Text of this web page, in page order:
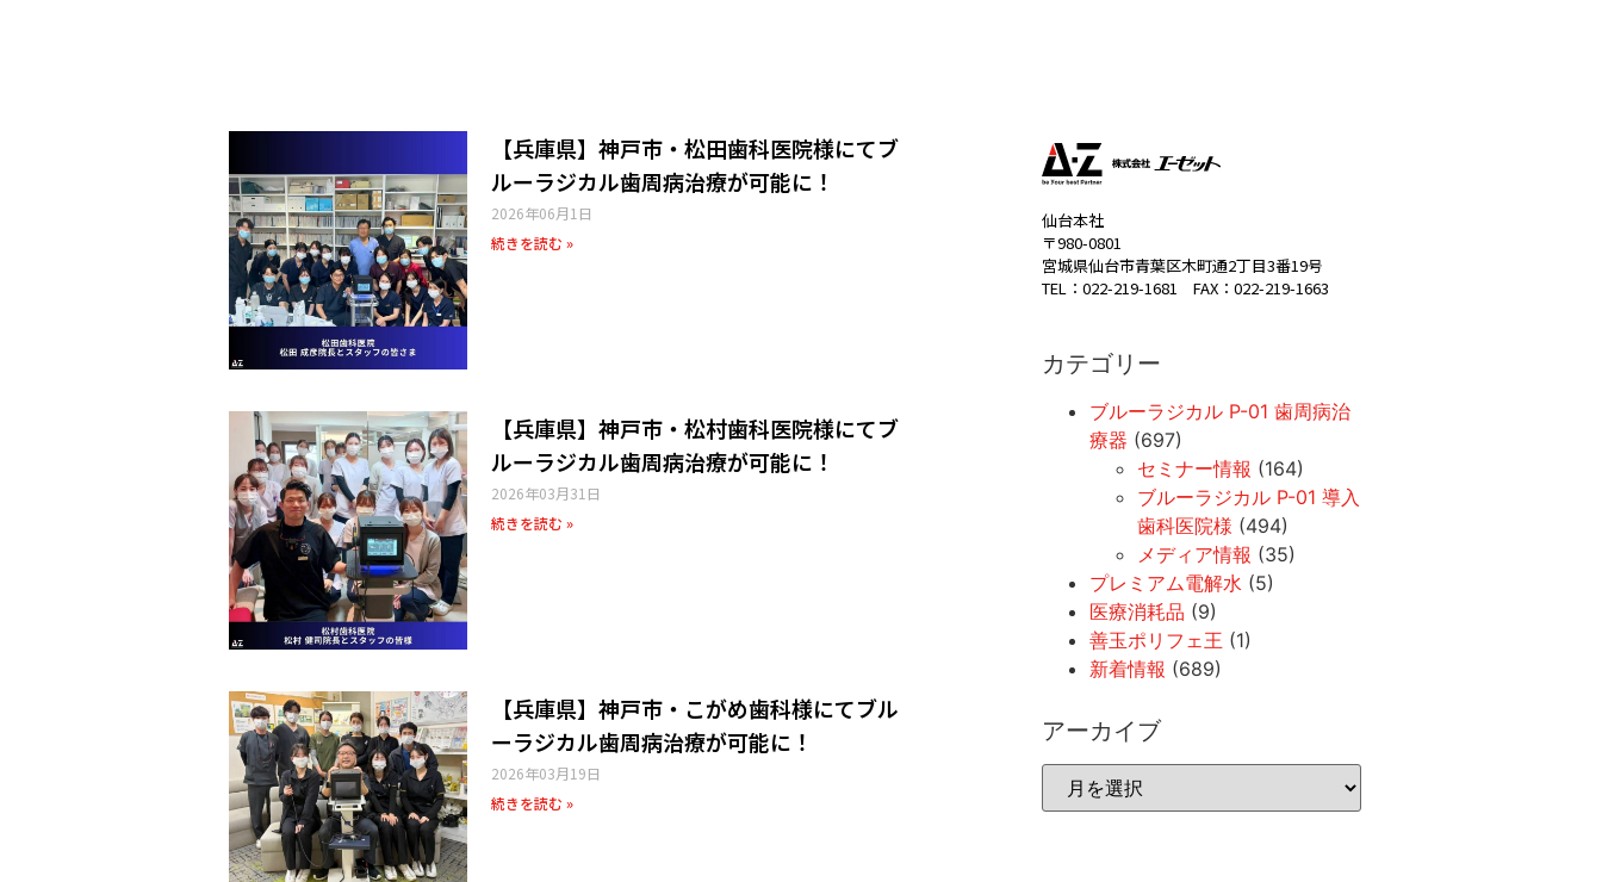
【兵庫県】神戸市・松田歯科医院様にてブ
ルーラジカル歯周病治療が可能に！
2026年06月1日
続きを読む »
【兵庫県】神戸市・松村歯科医院様にてブ
ルーラジカル歯周病治療が可能に！
2026年03月31日
続きを読む »
【兵庫県】神戸市・こがめ歯科様にてブル
ーラジカル歯周病治療が可能に！
2026年03月19日
続きを読む »
仙台本社
〒980-0801
宮城県仙台市青葉区木町通2丁目3番19号
TEL：022-219-1681 FAX：022-219-1663
カテゴリー
ブルーラジカル P-01 歯周病治
療器 (697)
セミナー情報 (164)
ブルーラジカル P-01 導入
歯科医院様 (494)
メディア情報 (35)
プレミアム電解水 (5)
医療消耗品 (9)
善玉ポリフェ王 (1)
新着情報 (689)
アーカイブ